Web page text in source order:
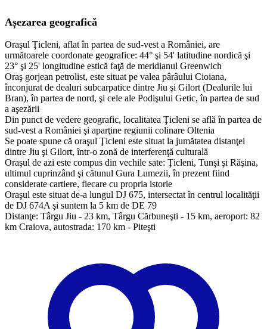
Așezarea geografică
Oraşul Ţicleni, aflat în partea de sud-vest a României, are
următoarele coordonate geografice: 44° şi 54' latitudine nordică şi
23° şi 25' longitudine estică faţă de meridianul Greenwich
Oraş gorjean petrolist, este situat pe valea pârâului Cioiana,
înconjurat de dealuri subcarpatice dintre Jiu şi Gilort (Dealurile lui
Bran), în partea de nord, şi cele ale Podişului Getic, în partea de sud
a aşezării
Din punct de vedere geografic, localitatea Ţicleni se află în partea de
sud-vest a României şi aparţine regiunii colinare Oltenia
Se poate spune că oraşul Ţicleni este situat la jumătatea distanţei
dintre Jiu şi Gilort, într-o zonă de interferenţă culturală
Oraşul de azi este compus din vechile sate: Ţicleni, Tunşi şi Răşina,
ultimul cuprinzând şi cătunul Gura Lumezii, în prezent fiind
considerate cartiere, fiecare cu propria istorie
Oraşul este situat de-a lungul DJ 675, intersectat în centrul localităţii
de DJ 674A şi suntem la 5 km de DE 79
Distanţe: Târgu Jiu - 23 km, Târgu Cărbuneşti - 15 km, aeroport: 82
km Craiova, autostrada: 170 km - Piteşti